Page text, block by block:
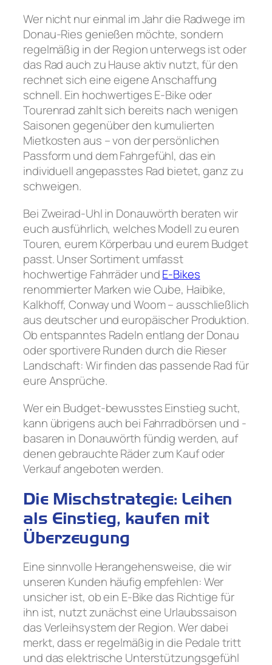
Wer nicht nur einmal im Jahr die Radwege im
Donau-Ries genießen möchte, sondern
regelmäßig in der Region unterwegs ist oder
das Rad auch zu Hause aktiv nutzt, für den
rechnet sich eine eigene Anschaffung
schnell. Ein hochwertiges E-Bike oder
Tourenrad zahlt sich bereits nach wenigen
Saisonen gegenüber den kumulierten
Mietkosten aus – von der persönlichen
Passform und dem Fahrgefühl, das ein
individuell angepasstes Rad bietet, ganz zu
schweigen.
Bei Zweirad-Uhl in Donauwörth beraten wir
euch ausführlich, welches Modell zu euren
Touren, eurem Körperbau und eurem Budget
passt. Unser Sortiment umfasst
hochwertige Fahrräder undE-Bikes
renommierter Marken wie Cube, Haibike,
Kalkhoff, Conway und Woom – ausschließlich
aus deutscher und europäischer Produktion.
Ob entspanntes Radeln entlang der Donau
oder sportivere Runden durch die Rieser
Landschaft: Wir finden das passende Rad für
eure Ansprüche.
Wer ein Budget-bewusstes Einstieg sucht,
kann übrigens auch bei Fahrradbörsen und -
basaren in Donauwörth fündig werden, auf
denen gebrauchte Räder zum Kauf oder
Verkauf angeboten werden.
Die Mischstrategie: Leihen
als Einstieg, kaufen mit
Überzeugung
Eine sinnvolle Herangehensweise, die wir
unseren Kunden häufig empfehlen: Wer
unsicher ist, ob ein E-Bike das Richtige für
ihn ist, nutzt zunächst eine Urlaubssaison
das Verleihsystem der Region. Wer dabei
merkt, dass er regelmäßig in die Pedale tritt
und das elektrische Unterstützungsgefühl